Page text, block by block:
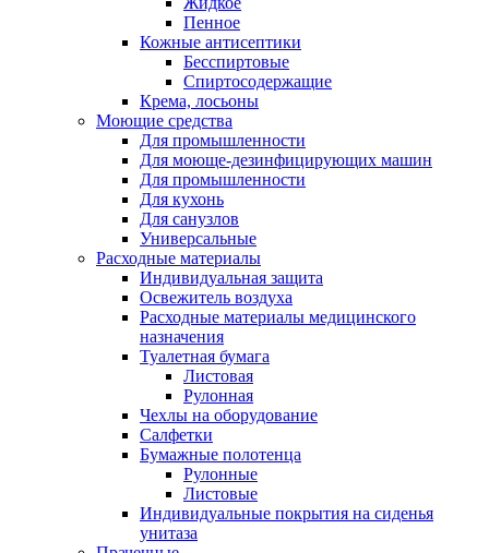
Пенное
Кожные антисептики
Бесспиртовые
Cпиртосодержащие
Крема, лосьоны
Моющие средства
Для промышленности
Для моюще-дезинфицирующих машин
Для промышленности
Для кухонь
Для санузлов
Универсальные
Расходные материалы
Индивидуальная защита
Освежитель воздуха
Расходные материалы медицинского
назначения
Туалетная бумага
Листовая
Рулонная
Чехлы на оборудование
Салфетки
Бумажные полотенца
Рулонные
Листовые
Индивидуальные покрытия на сиденья
унитаза